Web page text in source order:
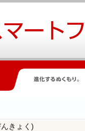
きょく)